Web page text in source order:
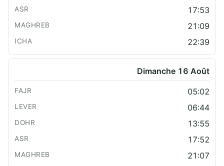
17:53
21:09
22:39
Dimanche 16 Août
05:02
06:44
13:55
17:52
21:07